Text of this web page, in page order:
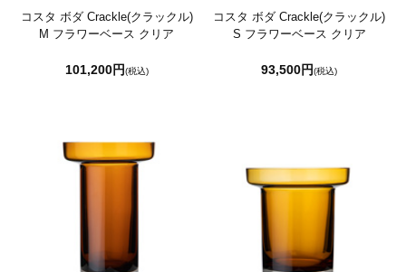
コスタ ボダ Crackle(クラックル)
M フラワーベース クリア
101,200円(税込)
コスタ ボダ Crackle(クラックル)
S フラワーベース クリア
93,500円(税込)